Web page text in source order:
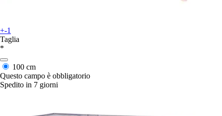
+-1
Taglia
*
100 cm
Questo campo è obbligatorio
Spedito in 7 giorni